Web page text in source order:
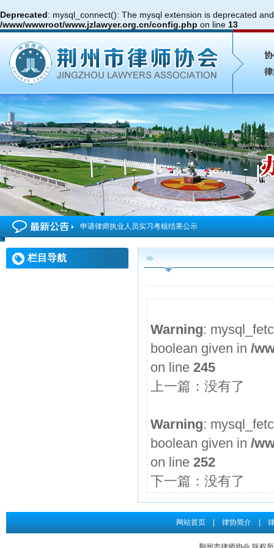
Deprecated: mysql_connect(): The mysql extension is deprecated
/www/wwwroot/www.jzlawyer.org.cn/config.php on line 13
申请律师执业人员实习考核结果公示
2026年度第4期申请律师执业人员参加面试考核的通知
申请律师执业人员实习考核结果公示
申请律师执业人员实习考核结果公示
2026年度第2期申请律师执业人员参加面试考核的通知
申请律师执业人员实习考核结果公示
2026年度第1期申请律师执业人员参加面试考核的通知
关于给予王道发律师“中止会员权利三个月”行业纪律处分...
申请律师执业人员实习考核结果公示
栏目导航
Warning:
boolean given in/
on line245
上一篇：没有了
Warning:
boolean given in/
on line252
下一篇：没有了
网站首页 |律协简介 |